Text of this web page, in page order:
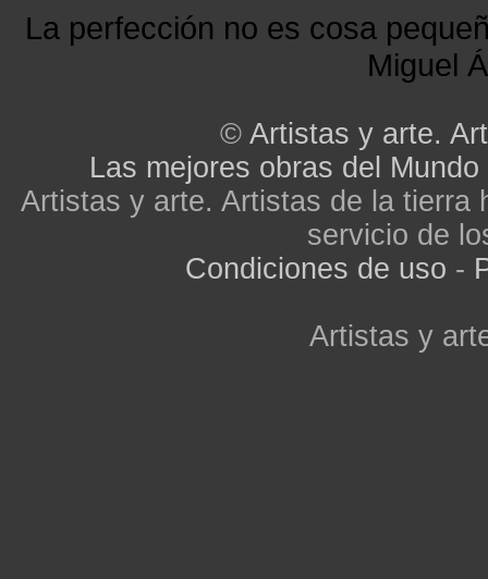
La perfección no es cosa
Miguel
© Artistas y arte.
Las mejores obras del Mundo
Artistas y arte. Artistas de la tierra
servicio de
Condiciones de uso -
Artistas y